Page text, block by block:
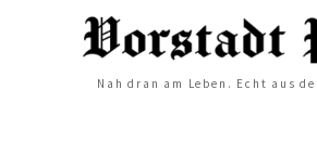
Nah dran am Leben. Echt aus